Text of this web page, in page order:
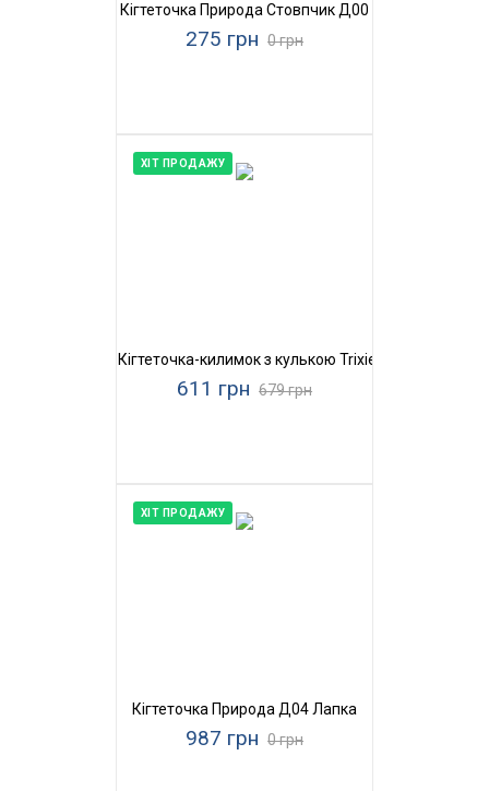
Кігтеточка Природа Стовпчик Д00
275 грн 0 грн
ХІТ ПРОДАЖУ
Кігтеточка-килимок з кулькою Trixie
611 грн 679 грн
ХІТ ПРОДАЖУ
Кігтеточка Природа Д04 Лапка
987 грн 0 грн